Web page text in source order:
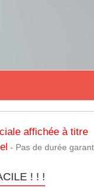
affichée à titre
- Pas de durée
! ! !